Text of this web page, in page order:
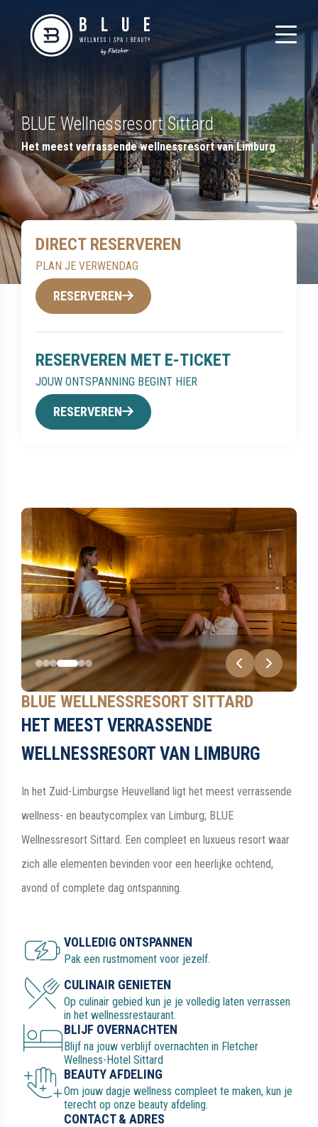
BLUE Wellnessresort Sittard
Het meest verrassende wellnessresort van Limburg
DIRECT RESERVEREN
PLAN JE VERWENDAG
RESERVEREN
RESERVEREN MET E-TICKET
JOUW ONTSPANNING BEGINT HIER
RESERVEREN
BLUE WELLNESSRESORT SITTARD
HET MEEST VERRASSENDE
WELLNESSRESORT VAN LIMBURG
In het Zuid-Limburgse Heuvelland ligt het meest verrassende
wellness- en beautycomplex van Limburg; BLUE
Wellnessresort Sittard. Een compleet en luxueus resort waar
zich alle elementen bevinden voor een heerlijke ochtend,
avond of complete dag ontspanning.
VOLLEDIG ONTSPANNEN
Pak een rustmoment voor jezelf.
CULINAIR GENIETEN
Op culinair gebied kun je je volledig laten verrassen
in het wellnessrestaurant.
BLIJF OVERNACHTEN
Blijf na jouw verblijf overnachten in Fletcher
Wellness-Hotel Sittard
BEAUTY AFDELING
Om jouw dagje wellness compleet te maken, kun je
terecht op onze beauty afdeling.
CONTACT & ADRES